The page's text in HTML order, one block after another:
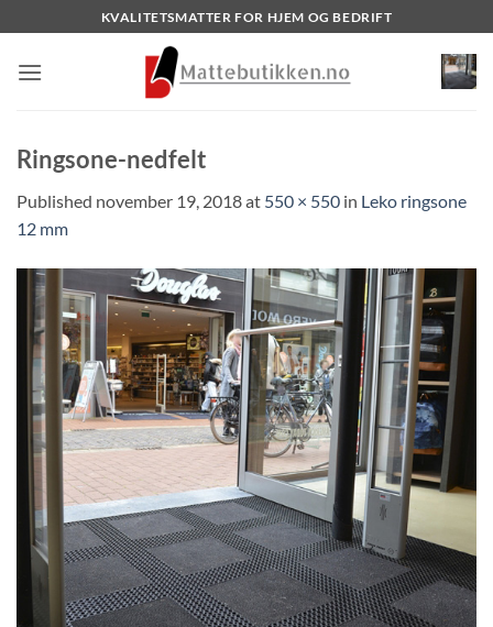
to
content
KVALITETSMATTER FOR HJEM OG BEDRIFT
Ringsone-nedfelt
Published november 19, 2018at 550 × 550 in Leko ringsone
12 mm